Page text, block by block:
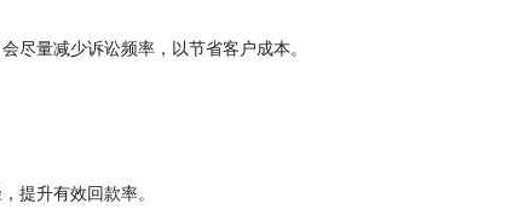
量减少诉讼频率，以节省客户成本。
提升有效回款率。